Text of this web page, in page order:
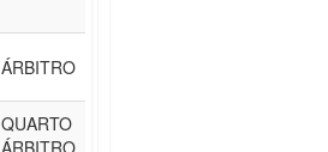
ÁRBITRO
QUARTO
ÁRBITRO